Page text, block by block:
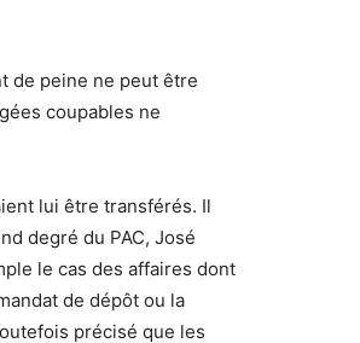
de peine ne peut être
coupables ne
lui être transférés. Il
degré du PAC, José
le cas des affaires dont
de dépôt ou la
précisé que les